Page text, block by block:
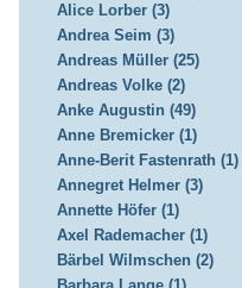
Alice Lorber (3)
Andrea Seim (3)
Andreas Müller (25)
Andreas Volke (2)
Anke Augustin (49)
Anne Bremicker (1)
Anne-Berit Fastenrath (1)
Annegret Helmer (3)
Annette Höfer (1)
Axel Rademacher (1)
Bärbel Wilmschen (2)